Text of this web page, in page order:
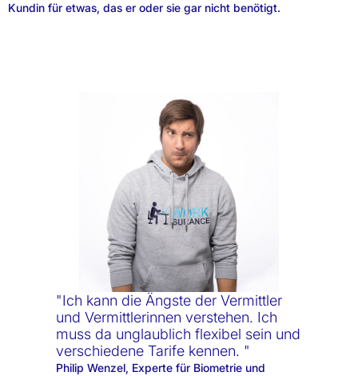
Kundin für etwas, das er oder sie gar nicht benötigt.
"Ich kann die Ängste der Vermittler
und Vermittlerinnen verstehen. Ich
muss da unglaublich flexibel sein und
verschiedene Tarife kennen. "
Philip Wenzel, Experte für Biometrie und